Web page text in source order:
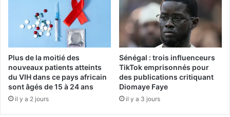
Plus de la moitié des
nouveaux patients atteints
du VIH dans ce pays africain
sont âgés de 15 à 24 ans
il y a 2 jours
Sénégal : trois influenceurs
TikTok emprisonnés pour
des publications critiquant
Diomaye Faye
il y a 3 jours